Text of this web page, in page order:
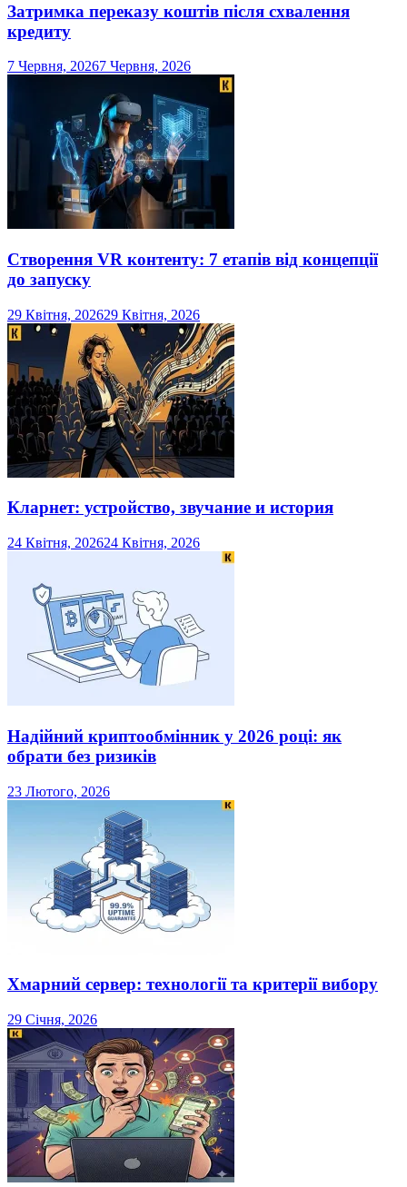
Затримка переказу коштів після схвалення
кредиту
7 Червня, 20267 Червня, 2026
Створення VR контенту: 7 етапів від концепції
до запуску
29 Квітня, 202629 Квітня, 2026
Кларнет: устройство, звучание и история
24 Квітня, 202624 Квітня, 2026
Надійний криптообмінник у 2026 році: як
обрати без ризиків
23 Лютого, 2026
Хмарний сервер: технології та критерії вибору
29 Січня, 2026